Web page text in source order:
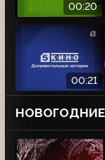
00:20
00:21